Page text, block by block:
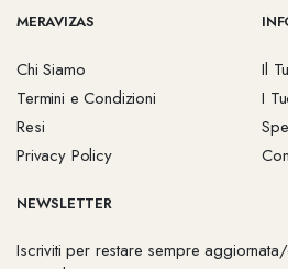
MERAVIZAS
Chi Siamo
Termini e Condizioni
Resi
Privacy Policy
Il
I
NEWSLETTER
Iscriviti per restare sempre